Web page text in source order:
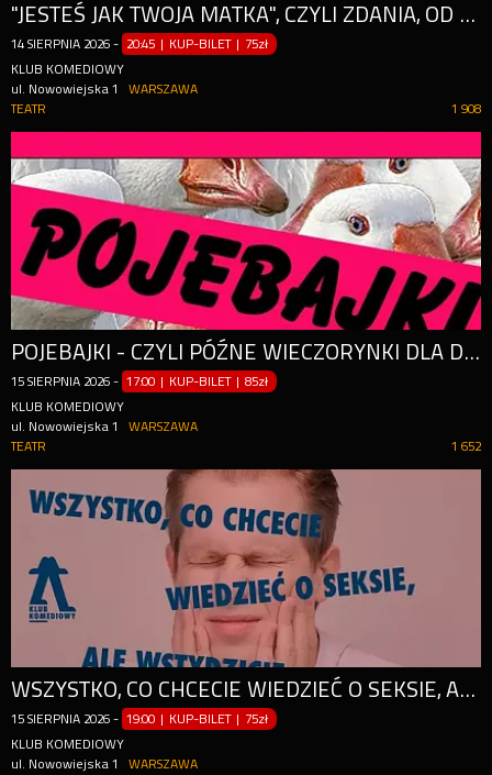
"JESTEŚ JAK TWOJA MATKA", CZYLI ZDANIA, OD KTÓRYCH NIE MA ODWROTU
14 SIERPNIA 2026 - 20:45 | KUP-BILET | 75zł
KLUB KOMEDIOWY
ul. Nowowiejska 1
WARSZAWA
1 908
TEATR
POJEBAJKI - CZYLI PÓŹNE WIECZORYNKI DLA DOROSŁYCH
15 SIERPNIA 2026 - 17:00 | KUP-BILET |85zł
KLUB KOMEDIOWY
ul. Nowowiejska 1
WARSZAWA
1 652
TEATR
WSZYSTKO, CO CHCECIE WIEDZIEĆ O SEKSIE, ALE WSTYDZICIE SIĘ ZAPYTAĆ
15 SIERPNIA 2026 - 19:00 | KUP-BILET | 75zł
KLUB KOMEDIOWY
ul. Nowowiejska 1
WARSZAWA